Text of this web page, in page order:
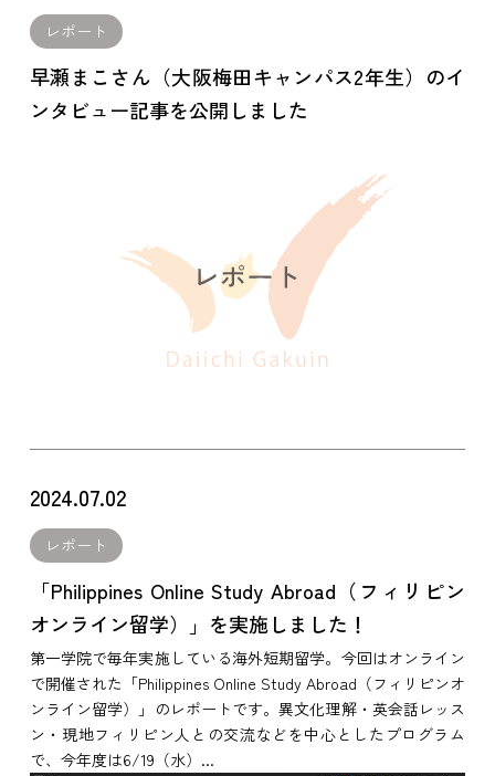
レポート
早瀬まこさん（大阪梅田キャンパス2年生）のイ
ンタビュー記事を公開しました
2024.07.02
レポート
「Philippines Online Study Abroad（フィリピン
オンライン留学）」を実施しました！
第一学院で毎年実施している海外短期留学。今回はオンライン
で開催された「Philippines Online Study Abroad（フィリピンオ
ンライン留学）」のレポートです。異文化理解・英会話レッス
ン・現地フィリピン人との交流などを中心としたプログラム
で、今年度は6/19（水）...